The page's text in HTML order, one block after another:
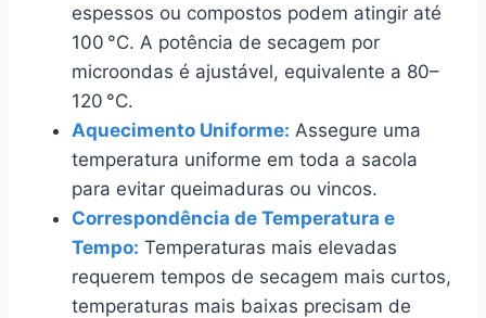
espessos ou compostos podem atingir até
100 °C. A potência de secagem por
microondas é ajustável, equivalente a 80–
120 °C.
Aquecimento Uniforme: Assegure uma
temperatura uniforme em toda a sacola
para evitar queimaduras ou vincos.
Correspondência de Temperatura e
Tempo: Temperaturas mais elevadas
requerem tempos de secagem mais curtos,
temperaturas mais baixas precisam de